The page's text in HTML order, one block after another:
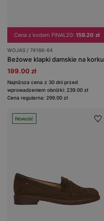
Cena z kodem FINAL20: 159.20 zł
WOJAS / 74166-64
Beżowe klapki damskie na korku
199.00 zł
Najniższa cena z 30 dni przed
wprowadzeniem obniżki: 239.00 zł
Cena regularna: 299.00 zł
Nowość